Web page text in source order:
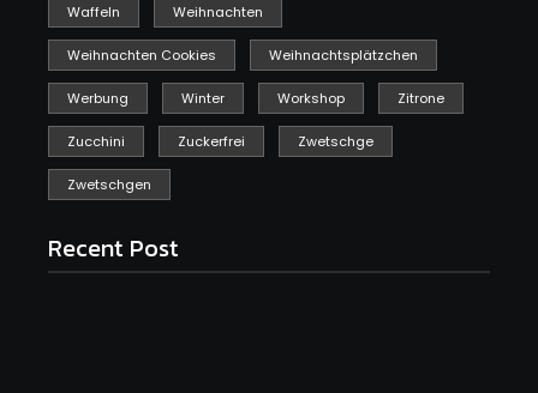
Waffeln Weihnachten
Weihnachten Cookies Weihnachtsplätzchen
Werbung Winter Workshop Zitrone
Zucchini Zuckerfrei Zwetschge
Zwetschgen
Recent Post